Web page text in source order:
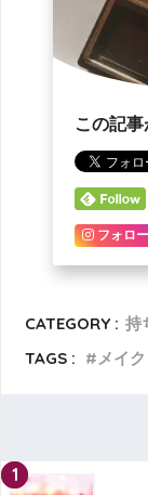
この記
フォロ
CATEGORY : 持
TAGS :
メイク
1